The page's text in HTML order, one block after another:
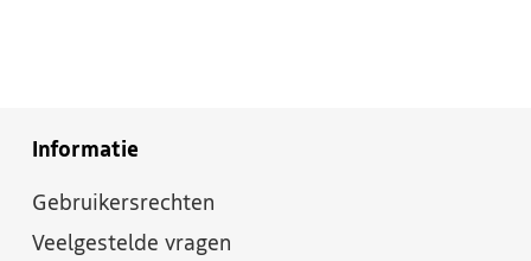
Informatie
Gebruikersrechten
Veelgestelde vragen